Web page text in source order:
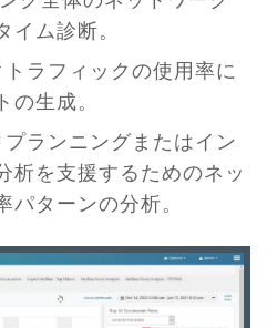
イム診断。
ラフィックの使用率に
の生成。
ランニングまたはイン
析を支援するためのネッ
パターンの分析。